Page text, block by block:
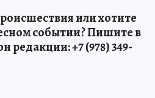
или хотите
событии? Пишите в
редакции: +7 (978) 349-